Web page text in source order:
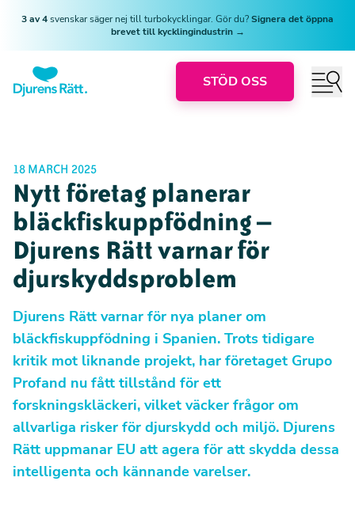
3 av 4svenskar säger nej till turbokycklingar. Gör du?Signera det öppna
brevet till kycklingindustrin →
STÖD OSS
18 MARCH 2025
Nytt företag planerar
bläckfiskuppfödning –
Djurens Rätt varnar för
djurskyddsproblem
Djurens Rätt varnar för nya planer om
bläckfiskuppfödning i Spanien. Trots tidigare
kritik mot liknande projekt, har företaget Grupo
Profand nu fått tillstånd för ett
forskningskläckeri, vilket väcker frågor om
allvarliga risker för djurskydd och miljö. Djurens
Rätt uppmanar EU att agera för att skydda dessa
intelligenta och kännande varelser.